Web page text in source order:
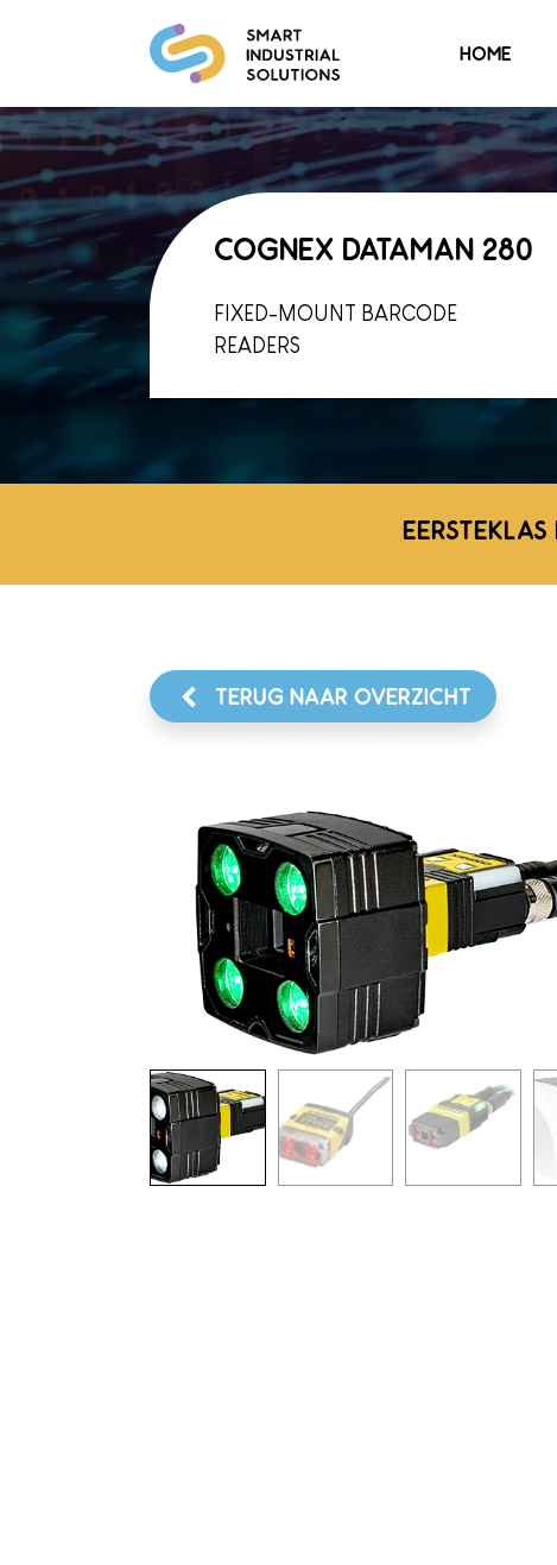
HOME
COGNEX DATAMAN 280
FIXED-MOUNT BARCODE
READERS
TERUG NAAR OVERZICHT